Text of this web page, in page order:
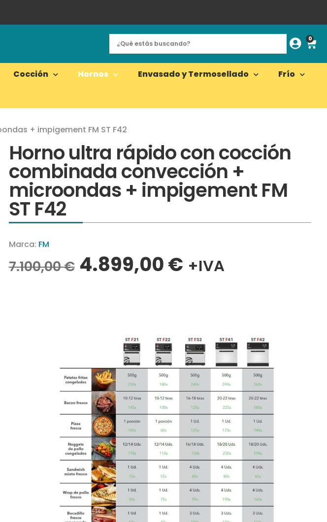
0
Cocción Hornos Envasado y Termosellado
Frío
+ impigement FM ST F42
Horno ultra rápido con cocción
combinada convección +
microondas + impigement FM
ST F42
Marca: FM
7.100,00€ 4.899,00€ +IVA